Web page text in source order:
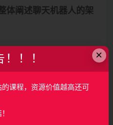
体阐述聊天机器人的架
机制)
的模型前期处
×
！！！
课程，资源价值越高还可